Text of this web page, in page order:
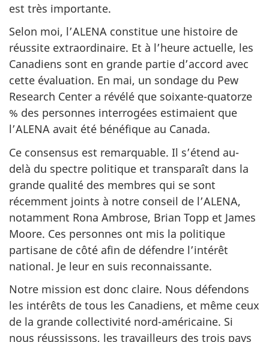
est très importante.
Selon moi, l’ALENA constitue une histoire de
réussite extraordinaire. Et à l’heure actuelle, les
Canadiens sont en grande partie d’accord avec
cette évaluation. En mai, un sondage du Pew
Research Center a révélé que soixante-quatorze
% des personnes interrogées estimaient que
l’ALENA avait été bénéfique au Canada.
Ce consensus est remarquable. Il s’étend au-
delà du spectre politique et transparaît dans la
grande qualité des membres qui se sont
récemment joints à notre conseil de l’ALENA,
notamment Rona Ambrose, Brian Topp et James
Moore. Ces personnes ont mis la politique
partisane de côté afin de défendre l’intérêt
national. Je leur en suis reconnaissante.
Notre mission est donc claire. Nous défendons
les intérêts de tous les Canadiens, et même ceux
de la grande collectivité nord-américaine. Si
nous réussissons, les travailleurs des trois pays